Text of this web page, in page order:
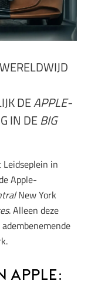
DEAPPLE-
IN DEBIG
in
Apple-
New York
. Alleen deze
Apple: